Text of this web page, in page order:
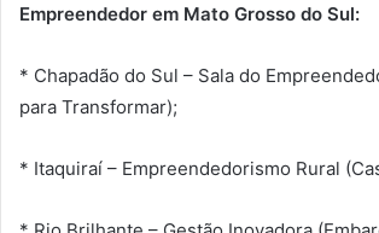
Empreendedor em Mato Grosso do Sul:
* Chapadão do Sul – Sala do
para Transformar);
* Itaquiraí – Empreendedorismo Rural